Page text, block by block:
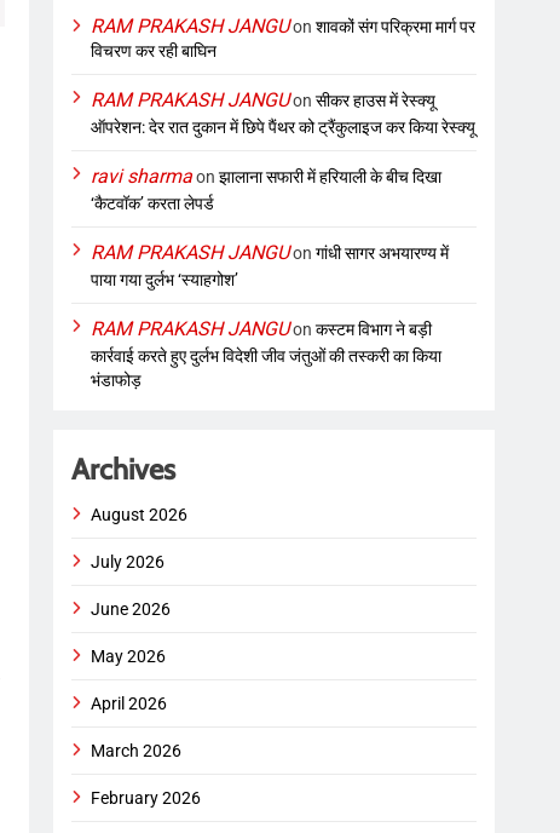
RAM PRAKASH JANGUonशावकों संग परिक्रमा मार्ग पर
विचरण कर रही बाघिन
RAM PRAKASH JANGUonसीकर हाउस में रेस्क्यू
ऑपरेशन: देर रात दुकान में छिपे पैंथर को ट्रैंकुलाइज कर किया रेस्क्यू
ravi sharmaonझालाना सफारी में हरियाली के बीच दिखा
‘कैटवॉक’ करता लेपर्ड
RAM PRAKASH JANGUonगांधी सागर अभयारण्य में
पाया गया दुर्लभ ‘स्याहगोश’
RAM PRAKASH JANGUonकस्टम विभाग ने बड़ी
कार्रवाई करते हुए दुर्लभ विदेशी जीव जंतुओं की तस्करी का किया
भंडाफोड़
Archives
August 2026
July 2026
June 2026
May 2026
April 2026
March 2026
February 2026